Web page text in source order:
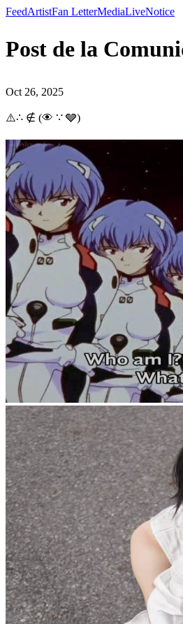
FeedArtistFan LetterMediaLiveNotice
Post de la
Oct 26, 2025
⚠️∴ ∉ (👁 ∵ 🩶)